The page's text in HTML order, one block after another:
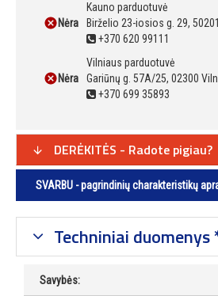
Nėra
Kauno parduotuvė
Birželio 23-iosios g. 29,
+370 620 99111
Nėra
Vilniaus parduotuvė
Gariūnų g. 57A/25, 02300
+370 699 35893
DERĖKITĖS - Radote pigiau?
SVARBU - pagrindinių charakteristikų
Techniniai duomenys
Savybės: